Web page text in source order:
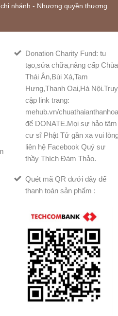
nhánh - Nhượng quyền thương
Donation Charity Fund: tu
tạo,sửa chữa,nâng cấp Chùa
Thái Ân,Bùi Xá,Tam
Hưng,Thanh Oai,Hà Nội.Truy
cập link trang:
mehub.vn/
để DONATE.Mọi sự hảo tâm
cư sĩ Phật Tử gần xa vui
liên hệ Facebook Quý sư
thầy Thích Đàm Thảo.
Quét mã QR dưới đây để
thanh toán sản phẩm :